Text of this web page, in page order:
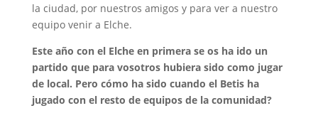
la ciudad, por nuestros amigos y para ver a nuestro
equipo venir a Elche.
Este año con el Elche en primera se os ha ido un
partido que para vosotros hubiera sido como jugar
de local. Pero cómo ha sido cuando el Betis ha
jugado con el resto de equipos de la comunidad?